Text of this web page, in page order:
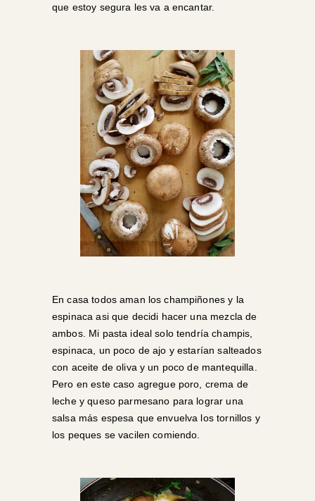
que estoy segura les va a encantar.
En casa todos aman los champiñones y la
espinaca asi que decidi hacer una mezcla de
ambos. Mi pasta ideal solo tendría champis,
espinaca, un poco de ajo y estarían salteados
con aceite de oliva y un poco de mantequilla.
Pero en este caso agregue poro, crema de
leche y queso parmesano para lograr una
salsa más espesa que envuelva los tornillos y
los peques se vacilen comiendo.